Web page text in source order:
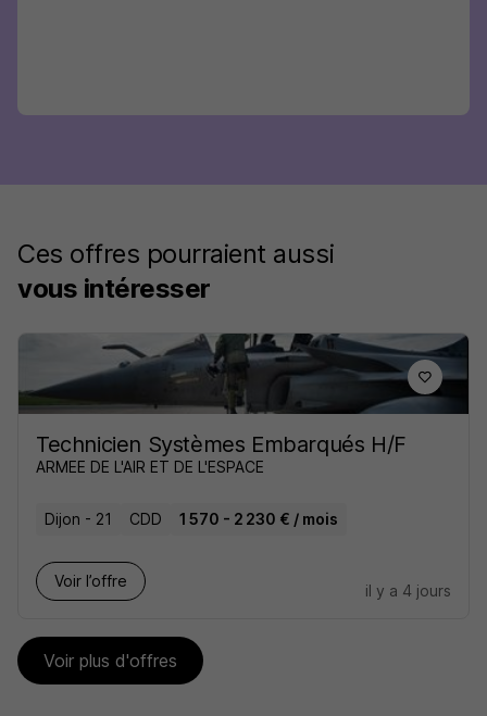
Ces offres pourraient aussi
vous intéresser
Technicien Systèmes Embarqués H/F
ARMEE DE L'AIR ET DE L'ESPACE
Dijon - 21 CDD 1 570 - 2 230 € / mois
Voir l’offre
il y a 4 jours
Voir plus d'offres